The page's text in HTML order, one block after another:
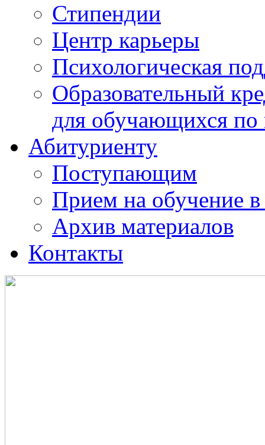
Стипендии
Центр карьеры
Психологическая
Образовательный
для обучающихся
Абитуриенту
Поступающим
Прием на обучение в
Архив материалов
Контакты